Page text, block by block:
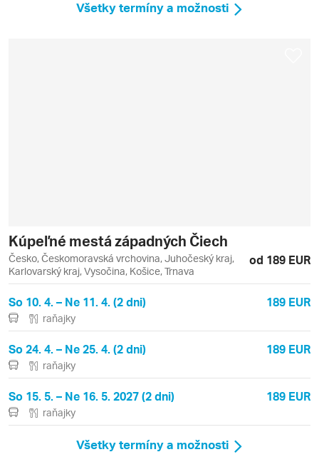
Všetky termíny a možnosti
Kúpeľné mestá západných Čiech
Česko, Českomoravská vrchovina, Juhočeský kraj,
Karlovarský kraj, Vysočina, Košice, Trnava
od 189 EUR
So 10. 4. – Ne 11. 4. (2 dni) 189 EUR
raňajky
So 24. 4. – Ne 25. 4. (2 dni) 189 EUR
raňajky
So 15. 5. – Ne 16. 5. 2027 (2 dni) 189 EUR
raňajky
Všetky termíny a možnosti